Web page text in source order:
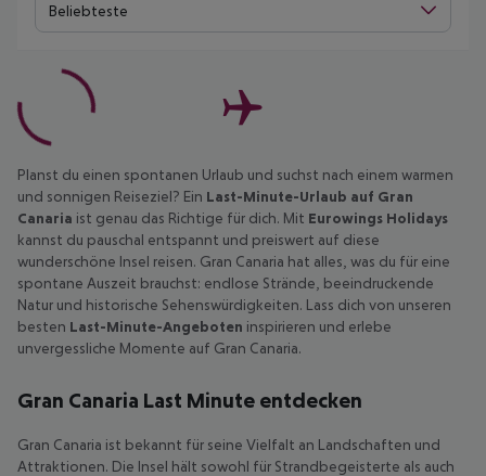
Beliebteste
Planst du einen spontanen Urlaub und suchst nach einem warmen
und sonnigen Reiseziel? Ein Last-Minute-Urlaub auf Gran
Canaria ist genau das Richtige für dich. Mit Eurowings Holidays
kannst du pauschal entspannt und preiswert auf diese
wunderschöne Insel reisen. Gran Canaria hat alles, was du für eine
spontane Auszeit brauchst: endlose Strände, beeindruckende
Natur und historische Sehenswürdigkeiten. Lass dich von unseren
besten Last-Minute-Angeboten inspirieren und erlebe
unvergessliche Momente auf Gran Canaria.
Gran Canaria Last Minute entdecken
Gran Canaria ist bekannt für seine Vielfalt an Landschaften und
Attraktionen. Die Insel hält sowohl für Strandbegeisterte als auch